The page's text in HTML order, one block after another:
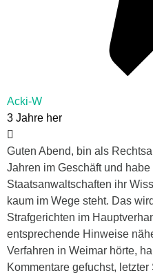
Acki-W
3 Jahre her
Guten Abend, bin als
Jahren im Geschäft und
Staatsanwaltschaften ihr
kaum im Wege steht. Das
Strafgerichten im
entsprechende Hinweise
Verfahren in Weimar hörte,
Kommentare gefuchst,